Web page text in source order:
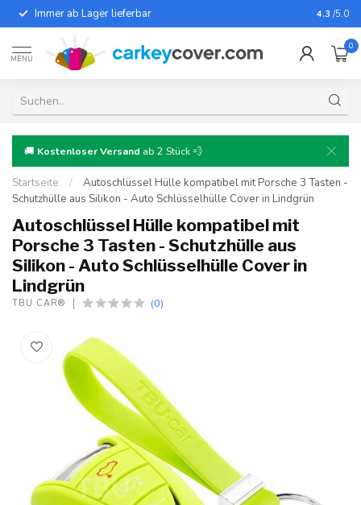
Immer ab Lager lieferbar Für fast
4.3 /5.0
MENU
0
🚚 Kostenloser Versand ab 2 Stück 💨
Startseite /
Autoschlüssel Hülle kompatibel mit Porsche 3 Tasten -
Schutzhülle aus Silikon - Auto Schlüsselhülle Cover in Lindgrün
Autoschlüssel Hülle kompatibel mit
Porsche 3 Tasten - Schutzhülle aus
Silikon - Auto Schlüsselhülle Cover in
Lindgrün
TBU CAR® (0)